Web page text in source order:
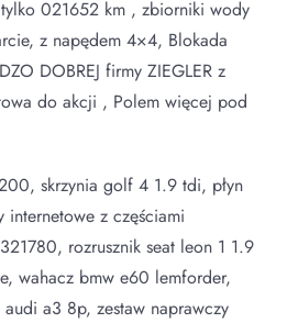
021652 km , zbiorniki wody
z napędem 4×4, Blokada
DOBREJ firmy ZIEGLER z
do akcji , Polem więcej pod
skrzynia golf 4 1.9 tdi, płyn
internetowe z częściami
rozrusznik seat leon 1 1.9
wahacz bmw e60 lemforder,
a3 8p, zestaw naprawczy